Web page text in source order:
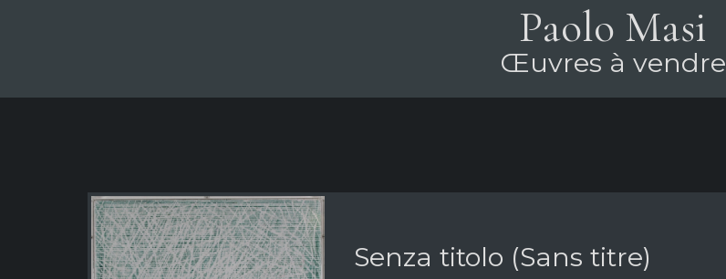
Paolo Masi
Œuvres à vendre
Senza titolo (Sans titre)